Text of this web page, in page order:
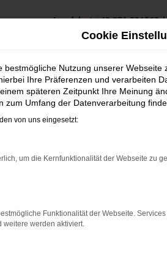
Landshut +49 871 931560
Neuwagen in Landau an der Isar günstig kaufen
Landau an
Qualität für
Landau an der Isar auf Nummer
Entsprechend wählen Sie
Neuwagen auch die Möglichkeit,
beraten wir Sie
Cookie
bestmögliche Nutzung unserer
Ihre Präferenzen und verarbeiten
späteren Zeitpunkt Ihre Meinung
zum Umfang der Datenverarbeitung
von uns eingesetzt:
um die Kernfunktionalität der Webseite zu
Funktionalität der Webseite.
weitere werden aktiviert.